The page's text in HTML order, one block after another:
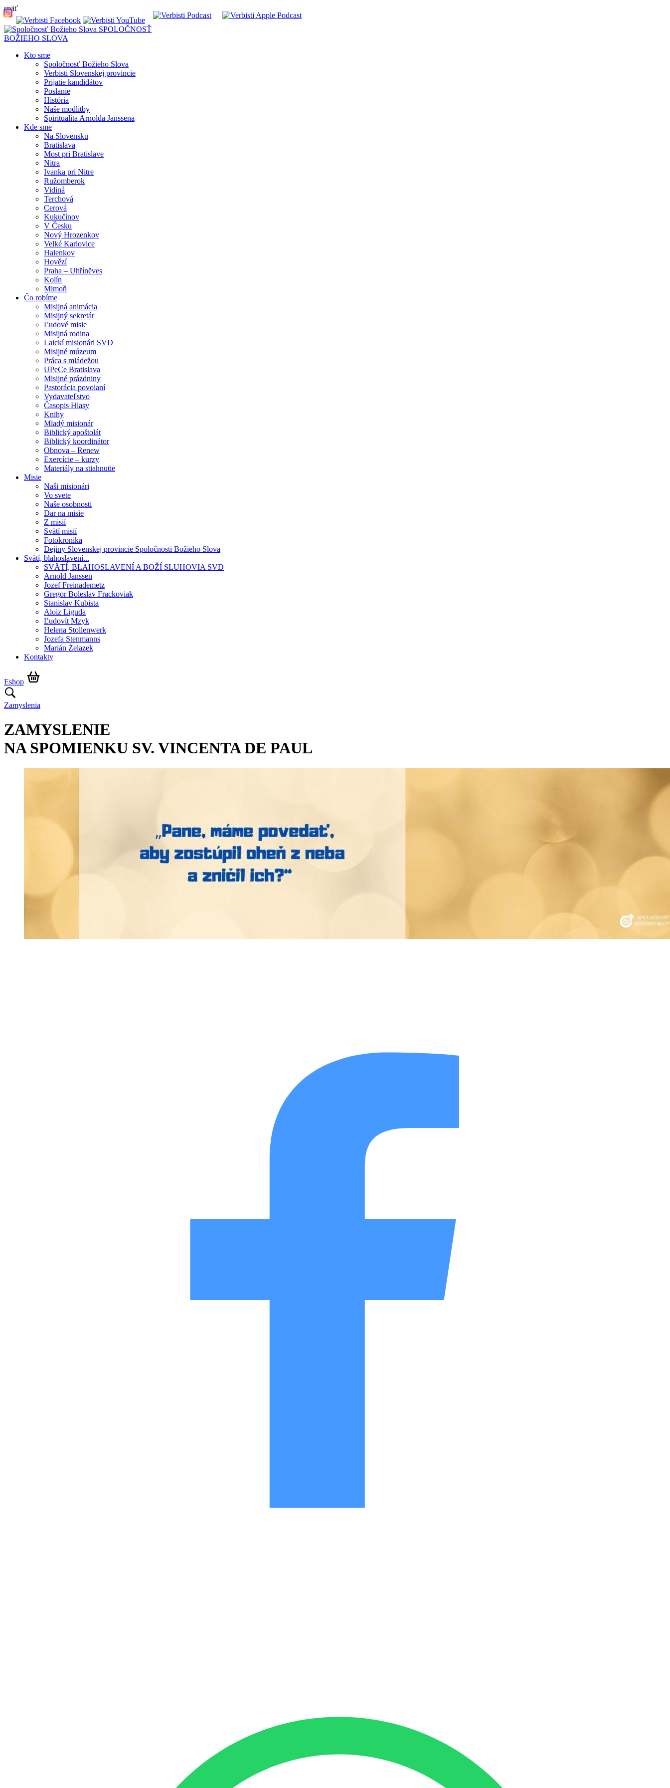
späť
SPOLOČNOSŤ
BOŽIEHO SLOVA
Kto sme
Spoločnosť Božieho Slova
Verbisti Slovenskej provincie
Prijatie kandidátov
Poslanie
História
Naše modlitby
Spiritualita Arnolda Janssena
Kde sme
Na Slovensku
Bratislava
Most pri Bratislave
Nitra
Ivanka pri Nitre
Ružomberok
Vidiná
Terchová
Cerová
Kukučínov
V Česku
Nový Hrozenkov
Velké Karlovice
Halenkov
Hovězí
Praha – Uhříněves
Kolín
Mimoň
Čo robíme
Misijná animácia
Misijný sekretár
Ľudové misie
Misijná rodina
Laickí misionári SVD
Misijné múzeum
Práca s mládežou
UPeCe Bratislava
Misijné prázdniny
Pastorácia povolaní
Vydavateľstvo
Časopis Hlasy
Knihy
Mladý misionár
Biblický apoštolát
Biblický koordinátor
Obnova – Renew
Exercície – kurzy
Materiály na stiahnutie
Misie
Naši misionári
Vo svete
Naše osobnosti
Dar na misie
Z misií
Svätí misií
Fotokronika
Dejiny Slovenskej provincie Spoločnosti Božieho Slova
Svätí, blahoslavení...
SVÄTÍ, BLAHOSLAVENÍ A BOŽÍ SLUHOVIA SVD
Arnold Janssen
Jozef Freinademetz
Gregor Boleslav Frackoviak
Stanislav Kubista
Aloiz Liguda
Ľudovít Mzyk
Helena Stollenwerk
Jozefa Stenmanns
Marián Żelazek
Kontakty
Eshop
Zamyslenia
ZAMYSLENIE
NA SPOMIENKU SV. VINCENTA DE PAUL